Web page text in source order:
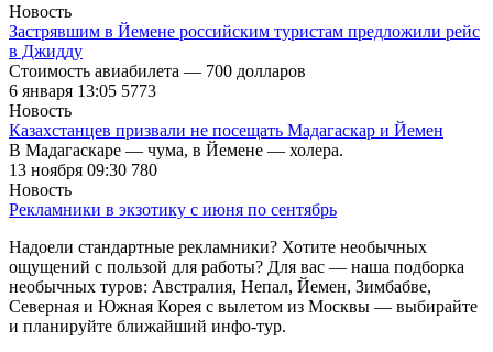
Новость
Застрявшим в Йемене российским туристам предложили рейс
в Джидду
Стоимость авиабилета — 700 долларов
6 января 13:05 5773
Новость
Казахстанцев призвали не посещать Мадагаскар и Йемен
В Мадагаскаре — чума, в Йемене — холера.
13 ноября 09:30 780
Новость
Рекламники в экзотику с июня по сентябрь
Надоели стандартные рекламники? Хотите необычных
ощущений с пользой для работы? Для вас — наша подборка
необычных туров: Австралия, Непал, Йемен, Зимбабве,
Северная и Южная Корея с вылетом из Москвы — выбирайте
и планируйте ближайший инфо-тур.